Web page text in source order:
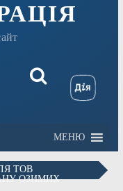
МЕНЮ
ТОВ
ОЗИМИХ